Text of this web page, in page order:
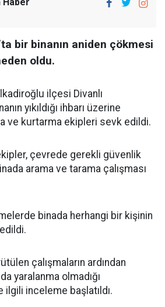
bir binanın aniden çökmesi
oldu.
ilçesi Divanlı
yıkıldığı ihbarı üzerine
ve kurtarma ekipleri sevk edildi.
çevrede gerekli güvenlik
arama ve tarama çalışması
binada herhangi bir kişinin
çalışmaların ardından
yaralanma olmadığı
ilgili inceleme başlatıldı.